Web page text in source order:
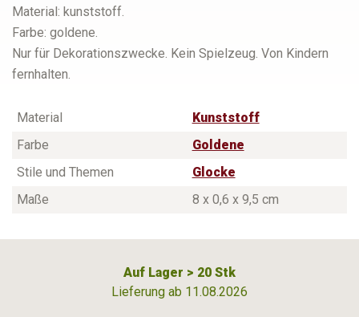
Material: kunststoff.
Farbe: goldene.
Nur für Dekorationszwecke. Kein Spielzeug. Von Kindern
fernhalten.
Material
Kunststoff
Farbe
Goldene
Stile und Themen
Glocke
Maße
8 x 0,6 x 9,5 cm
Auf Lager > 20 Stk
Lieferung ab 11.08.2026